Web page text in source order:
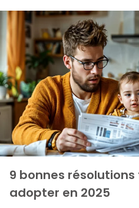
9 bonnes
adopter en 2025